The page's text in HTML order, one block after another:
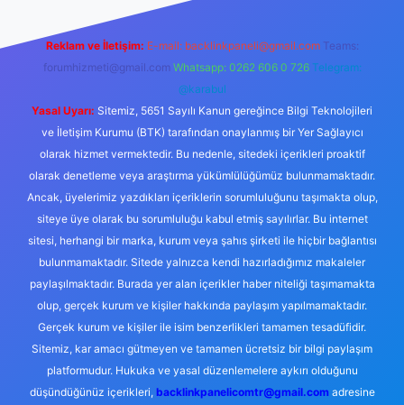
Reklam ve İletişim: E-mail: backlinkpaneli@gmail.com Teams:
forumhizmeti@gmail.com Whatsapp: 0262 606 0 726 Telegram:
@karabul
Yasal Uyarı: Sitemiz, 5651 Sayılı Kanun gereğince Bilgi Teknolojileri
ve İletişim Kurumu (BTK) tarafından onaylanmış bir Yer Sağlayıcı
olarak hizmet vermektedir. Bu nedenle, sitedeki içerikleri proaktif
olarak denetleme veya araştırma yükümlülüğümüz bulunmamaktadır.
Ancak, üyelerimiz yazdıkları içeriklerin sorumluluğunu taşımakta olup,
siteye üye olarak bu sorumluluğu kabul etmiş sayılırlar. Bu internet
sitesi, herhangi bir marka, kurum veya şahıs şirketi ile hiçbir bağlantısı
bulunmamaktadır. Sitede yalnızca kendi hazırladığımız makaleler
paylaşılmaktadır. Burada yer alan içerikler haber niteliği taşımamakta
olup, gerçek kurum ve kişiler hakkında paylaşım yapılmamaktadır.
Gerçek kurum ve kişiler ile isim benzerlikleri tamamen tesadüfidir.
Sitemiz, kar amacı gütmeyen ve tamamen ücretsiz bir bilgi paylaşım
platformudur. Hukuka ve yasal düzenlemelere aykırı olduğunu
düşündüğünüz içerikleri, backlinkpanelicomtr@gmail.comadresine